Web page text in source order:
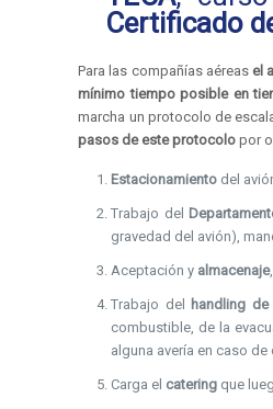
Certificado
Para las compañías aéreas el
mínimo tiempo posible en
marcha un protocolo de
pasos de este protocolo por
Estacionamiento del
Trabajo del
gravedad del avión),
Aceptación y almacenaje
Trabajo del handling de
combustible, de la
alguna avería en caso de
Carga el catering que